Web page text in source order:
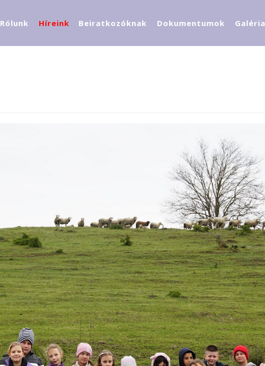
Rólunk Híreink Beiratkozóknak Dokumentumok Galéria